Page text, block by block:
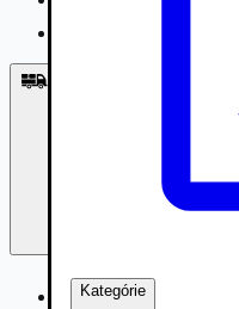
Kategórie
Nákladné vozidlá